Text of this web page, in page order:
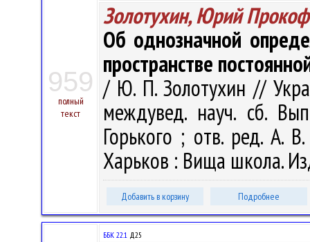
959
полный
текст
Золотухин, Юрий
Об однозначной
пространстве
/ Ю. П. Золотухин //
междувед. науч. сб.
Горького ; отв. ред. А.
Харьков : Вища школа.
Добавить в корзину Подробнее
ББК 22.1 Д25